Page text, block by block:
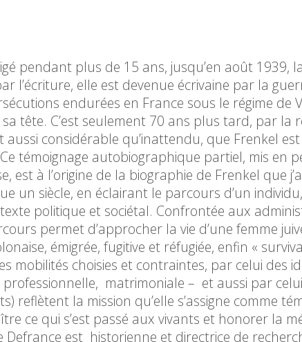
pendant plus de 15 ans, jusqu’en août 1939,
l’écriture, elle est devenue écrivaine par la
endurées en France sous le régime de
tête. C’est seulement 70 ans plus tard, par la
considérable qu’inattendu, que Frenkel
témoignage autobiographique partiel, mis en
est à l’origine de la biographie de Frenkel que
un siècle, en éclairant le parcours d’un
politique et sociétal. Confrontée aux
permet d’approcher la vie d’une femme
émigrée, fugitive et réfugiée, enfin «
mobilités choisies et contraintes, par celui des
matrimoniale – et aussi par
reflètent la mission qu’elle s’assigne comme
ce qui s’est passé aux vivants et honorer la
Defrance est historienne et directrice de